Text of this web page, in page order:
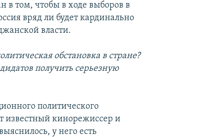
в том, чтобы в ходе выборов в
вряд ли будет кардинально
власти.
обстановка в стране?
получить серьезную
политического
известный кинорежиссер и
у него есть